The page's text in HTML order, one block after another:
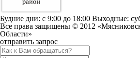
Будние дни: c 9:00 до 18:00 Выходные:
Все права защищены © 2012
Области»
отправить запрос